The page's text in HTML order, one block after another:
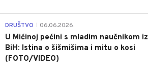
DRUŠTVO 06.06.2026.
U Mićinoj pećini s mladim naučnikom iz
BiH: Istina o šišmišima i mitu o kosi
(FOTO/VIDEO)